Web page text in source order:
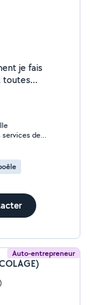
je fais
toutes
services de
Auto-entrepreneur